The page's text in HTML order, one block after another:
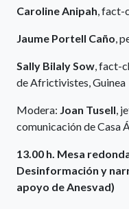
Caroline Anipah, fact-
Jaume Portell Caño,
Sally Bilaly Sow, fact-
de Africtivistes, Guinea
Modera: Joan Tusell,
comunicación de Casa
13.00 h. Mesa
Desinformación y
apoyo de Anesvad)